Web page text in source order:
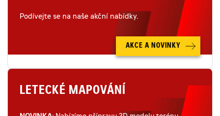
Podívejte se na naše akční nabídky.
AKCE A NOVINKY
LETECKÉ MAPOVÁNÍ